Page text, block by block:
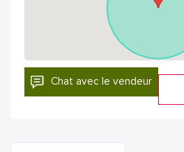
Chat avec le vendeur